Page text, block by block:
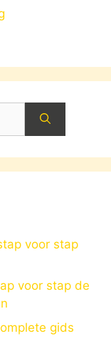
voor stap
voor stap de
gids